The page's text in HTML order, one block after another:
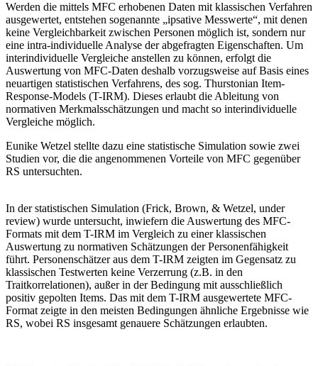
Werden die mittels MFC erhobenen Daten mit klassischen Verfahren
ausgewertet, entstehen sogenannte „ipsative Messwerte“, mit denen
keine Vergleichbarkeit zwischen Personen möglich ist, sondern nur
eine intra-individuelle Analyse der abgefragten Eigenschaften. Um
interindividuelle Vergleiche anstellen zu können, erfolgt die
Auswertung von MFC-Daten deshalb vorzugsweise auf Basis eines
neuartigen statistischen Verfahrens, des sog. Thurstonian Item-
Response-Models (T-IRM). Dieses erlaubt die Ableitung von
normativen Merkmalsschätzungen und macht so interindividuelle
Vergleiche möglich.
Eunike Wetzel stellte dazu eine statistische Simulation sowie zwei
Studien vor, die die angenommenen Vorteile von MFC gegenüber
RS untersuchten.
In der statistischen Simulation (Frick, Brown, & Wetzel, under
review) wurde untersucht, inwiefern die Auswertung des MFC-
Formats mit dem T-IRM im Vergleich zu einer klassischen
Auswertung zu normativen Schätzungen der Personenfähigkeit
führt. Personenschätzer aus dem T-IRM zeigten im Gegensatz zu
klassischen Testwerten keine Verzerrung (z.B. in den
Traitkorrelationen), außer in der Bedingung mit ausschließlich
positiv gepolten Items. Das mit dem T-IRM ausgewertete MFC-
Format zeigte in den meisten Bedingungen ähnliche Ergebnisse wie
RS, wobei RS insgesamt genauere Schätzungen erlaubten.